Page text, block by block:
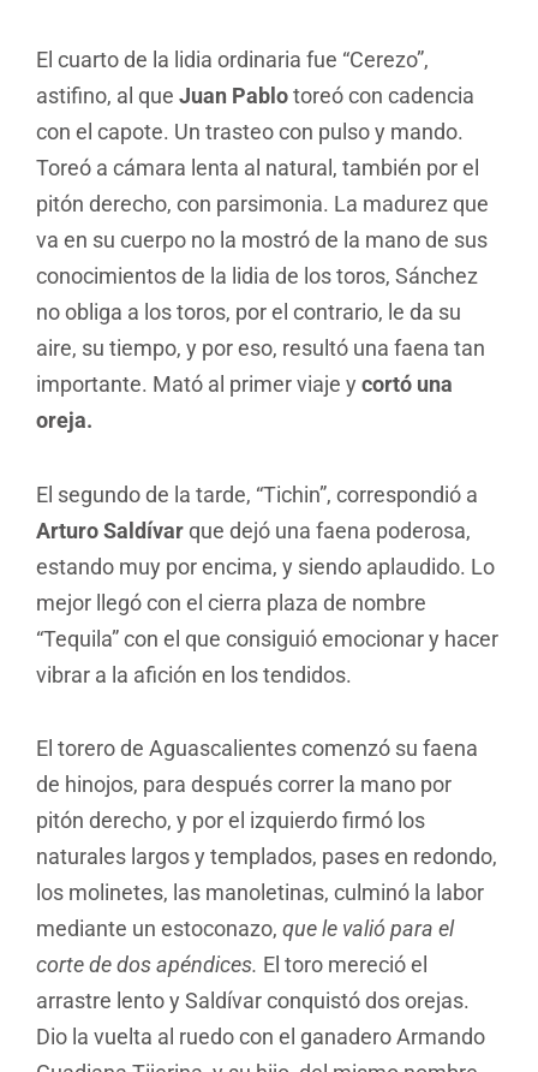
El cuarto de la lidia ordinaria fue “Cerezo”,
astifino, al que Juan Pablotoreó con cadencia
con el capote. Un trasteo con pulso y mando.
Toreó a cámara lenta al natural, también por el
pitón derecho, con parsimonia. La madurez que
va en su cuerpo no la mostró de la mano de sus
conocimientos de la lidia de los toros, Sánchez
no obliga a los toros, por el contrario, le da su
aire, su tiempo, y por eso, resultó una faena tan
importante. Mató al primer viaje y cortó una
oreja.
El segundo de la tarde, “Tichin”, correspondió a
Arturo Saldívarque dejó una faena poderosa,
estando muy por encima, y siendo aplaudido. Lo
mejor llegó con el cierra plaza de nombre
“Tequila” con el que consiguió emocionar y hacer
vibrar a la afición en los tendidos.
El torero de Aguascalientes comenzó su faena
de hinojos, para después correr la mano por
pitón derecho, y por el izquierdo firmó los
naturales largos y templados, pases en redondo,
los molinetes, las manoletinas, culminó la labor
mediante un estoconazo, que le valió para el
corte de dos apéndices. El toro mereció el
arrastre lento y Saldívar conquistó dos orejas.
Dio la vuelta al ruedo con el ganadero Armando